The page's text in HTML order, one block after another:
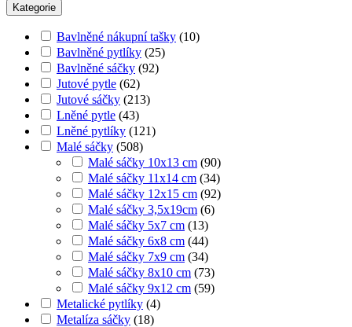
Kategorie
Bavlněné nákupní tašky (10)
Bavlněné pytlíky (25)
Bavlněné sáčky (92)
Jutové pytle (62)
Jutové sáčky (213)
Lněné pytle (43)
Lněné pytlíky (121)
Malé sáčky (508)
Malé sáčky 10x13 cm (90)
Malé sáčky 11x14 cm (34)
Malé sáčky 12x15 cm (92)
Malé sáčky 3,5x19cm (6)
Malé sáčky 5x7 cm (13)
Malé sáčky 6x8 cm (44)
Malé sáčky 7x9 cm (34)
Malé sáčky 8x10 cm (73)
Malé sáčky 9x12 cm (59)
Metalické pytlíky (4)
Metalíza sáčky (18)